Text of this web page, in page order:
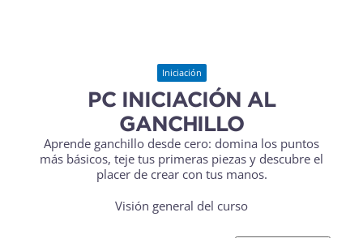
Iniciación
PC INICIACIÓN AL
GANCHILLO
Aprende ganchillo desde cero: domina los puntos
más básicos, teje tus primeras piezas y descubre el
placer de crear con tus manos.
Visión general del curso